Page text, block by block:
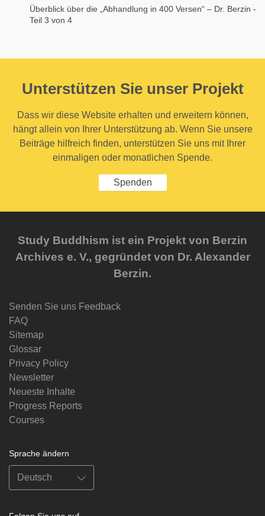
Überblick über die „Abhandlung in 400 Versen“ – Dr. Berzin -
Teil 3 von 4
Unterstützen Sie unser Projekt
Dass wir diese Website erhalten und erweitern können,
hängt allein von Ihrer Unterstützung ab. Wenn Sie unsere
Beiträge hilfreich finden, unterstützen Sie uns mit Ihrer
einmaligen oder monatlichen Spende.
Spenden
Study Buddhism ist ein Projekt von Berzin
Archives e. V., gegründet von Dr. Alexander
Berzin.
Senden Sie uns Feedback
FAQ
Sitemap
Glossar
Privacy Policy
Newsletter
Neueste Inhalte
Progress Reports
Courses
Sprache ändern